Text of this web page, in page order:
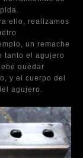
ello, realizamos
un remache
tanto el agujero
quedar
y el cuerpo del
agujero.